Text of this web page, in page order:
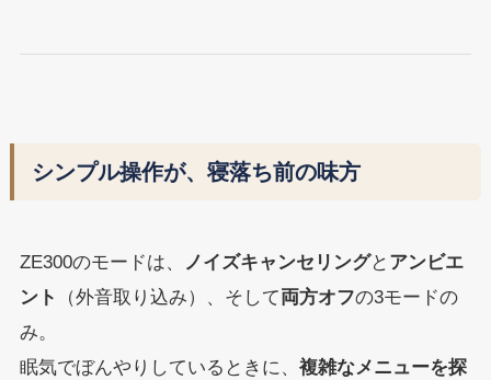
シンプル操作が、寝落ち前の味方
ZE300のモードは、 ノイズキャンセリングと アンビエ
ント
（外音取り込み）、そして両方オフの3モードの
み。
眠気でぼんやりしているときに、 複雑なメニューを探